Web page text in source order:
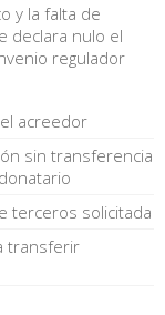
y la falta de
declara nulo el
regulador
acreedor
sin transferencia
terceros solicitada
transferir